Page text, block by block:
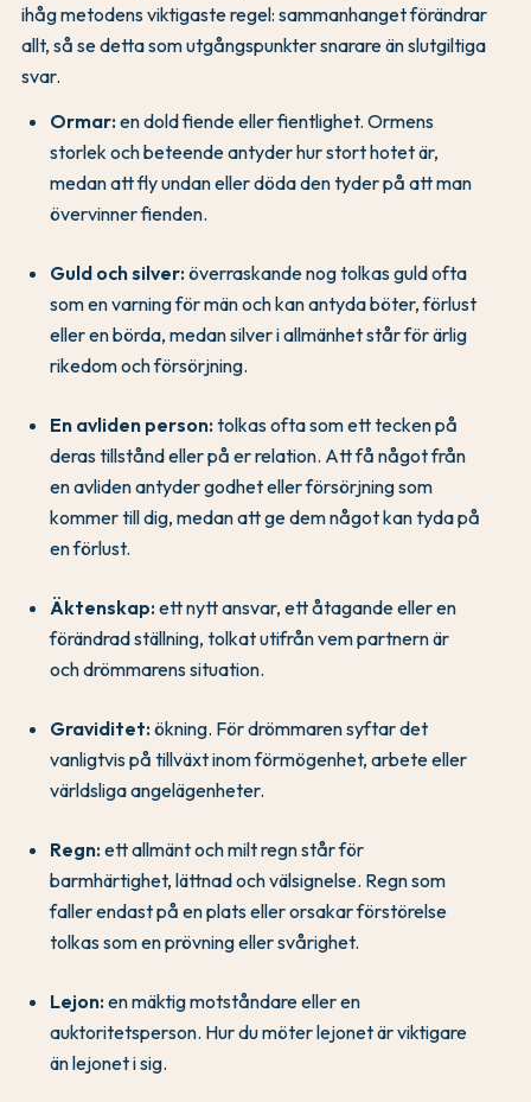
ihåg metodens viktigaste regel: sammanhanget förändrar
allt, så se detta som utgångspunkter snarare än slutgiltiga
svar.
Ormar:en dold fiende eller fientlighet. Ormens
storlek och beteende antyder hur stort hotet är,
medan att fly undan eller döda den tyder på att man
övervinner fienden.
Guld och silver:överraskande nog tolkas guld ofta
som en varning för män och kan antyda böter, förlust
eller en börda, medan silver i allmänhet står för ärlig
rikedom och försörjning.
En avliden person:tolkas ofta som ett tecken på
deras tillstånd eller på er relation. Att få något från
en avliden antyder godhet eller försörjning som
kommer till dig, medan att ge dem något kan tyda på
en förlust.
Äktenskap:ett nytt ansvar, ett åtagande eller en
förändrad ställning, tolkat utifrån vem partnern är
och drömmarens situation.
Graviditet:ökning. För drömmaren syftar det
vanligtvis på tillväxt inom förmögenhet, arbete eller
världsliga angelägenheter.
Regn:ett allmänt och milt regn står för
barmhärtighet, lättnad och välsignelse. Regn som
faller endast på en plats eller orsakar förstörelse
tolkas som en prövning eller svårighet.
Lejon:en mäktig motståndare eller en
auktoritetsperson. Hur du möter lejonet är viktigare
än lejonet i sig.